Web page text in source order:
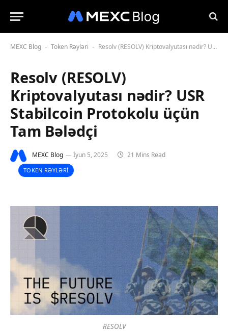
MEXC Blog - Token Rəyləri - Resolv (RESOLV) Kriptovalyutası nədir? USR Stabilcoin Protokolu üçün Tam Bələdçi
Resolv (RESOLV)
Kriptovalyutası nədir? USR
Stabilcoin Protokolu üçün
Tam Bələdçi
MEXC Blog İyun 5, 2025 21 Mins Read
TOKEN RƏYLƏRI
RESOLV